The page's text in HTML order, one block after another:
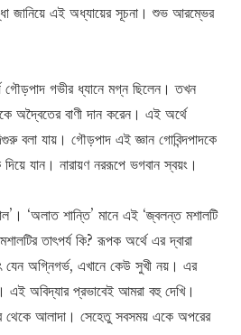
জানিয়ে এই অধ্যায়ের সূচনা। শুভ আরম্ভের
গৌড়পাদ গভীর ধ্যানে মগ্ন ছিলেন। তখন
অদ্বৈতের বাণী দান করেন। এই অর্থে
বলা যায়। গৌড়পাদ এই জ্ঞান গোবিন্দপাদকে
যান। নারায়ণ নররূপে ভগবান স্বয়ং।
‘অলাত শান্তি’ মানে এই ‘জ্বলন্ত মশালটি
তাৎপর্য কি? রূপক অর্থে এর দ্বারা
অগ্নিগর্ভ, এখানে কেউ সুখী নয়। এর
এই অবিদ্যার প্রভাবেই আমরা বহু দেখি।
থেকে আলাদা। সেহেতু সবসময় একে অপরের